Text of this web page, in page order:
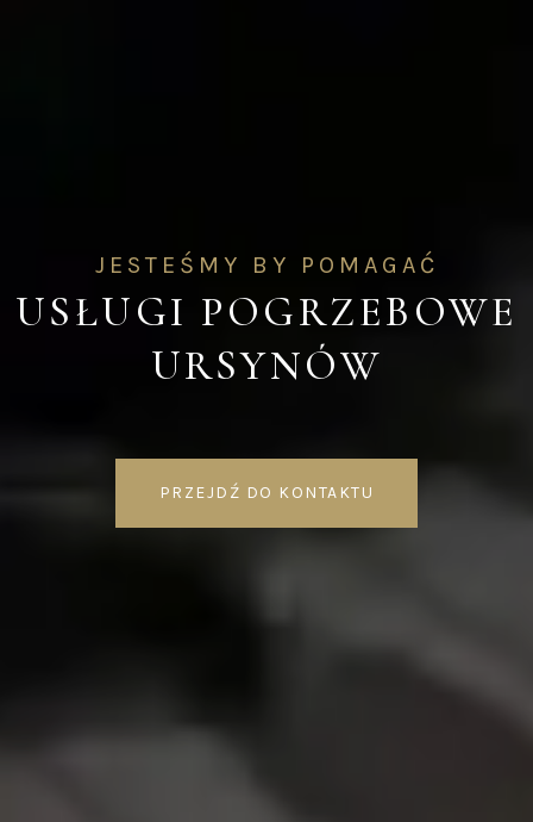
JESTEŚMY BY POMAGAĆ
USŁUGI POGRZEBOWE
URSYNÓW
PRZEJDŹ DO KONTAKTU